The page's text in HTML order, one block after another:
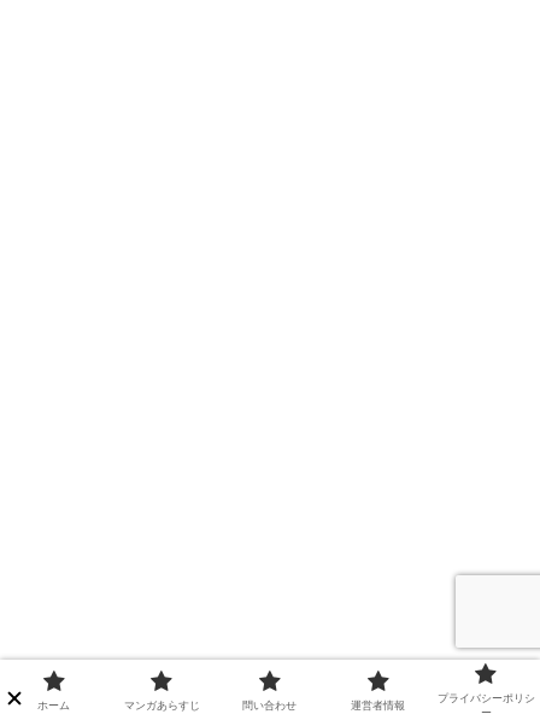
ホーム マンガあらすじ 問い合わせ 運営者情報
プライバシーポリシ
ー